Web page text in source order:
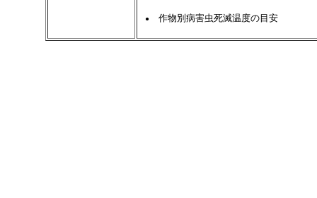
● 作物別病害虫死滅温度の目安